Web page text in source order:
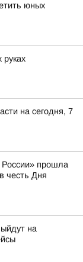
юных
руках
на сегодня, 7
прошла
честь Дня
на